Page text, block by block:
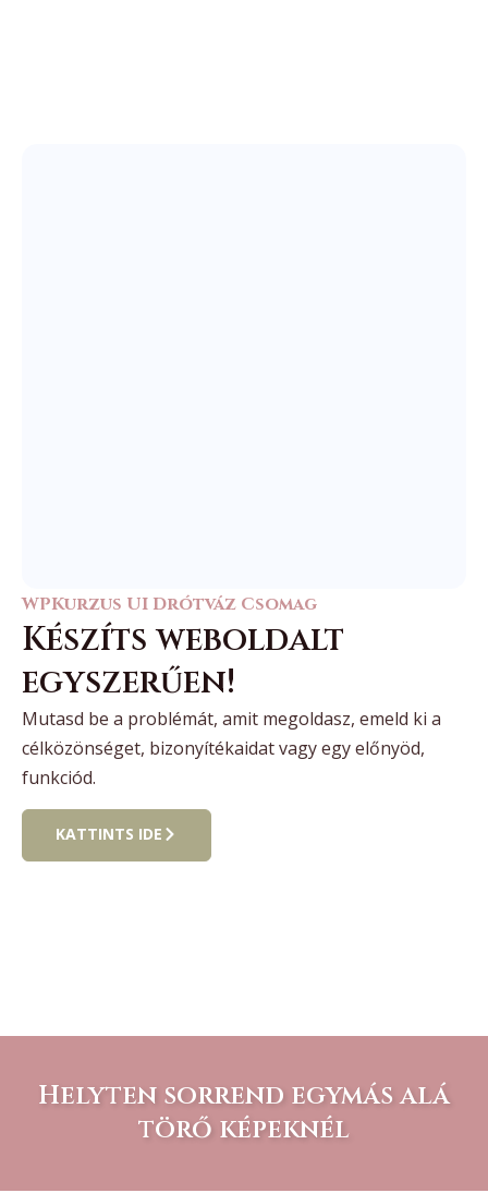
WPKurzus UI Drótváz Csomag
Készíts weboldalt
egyszerűen!
Mutasd be a problémát, amit megoldasz, emeld ki a
célközönséget, bizonyítékaidat vagy egy előnyöd,
funkciód.
KATTINTS IDE
Helyten sorrend egymás alá
törő képeknél